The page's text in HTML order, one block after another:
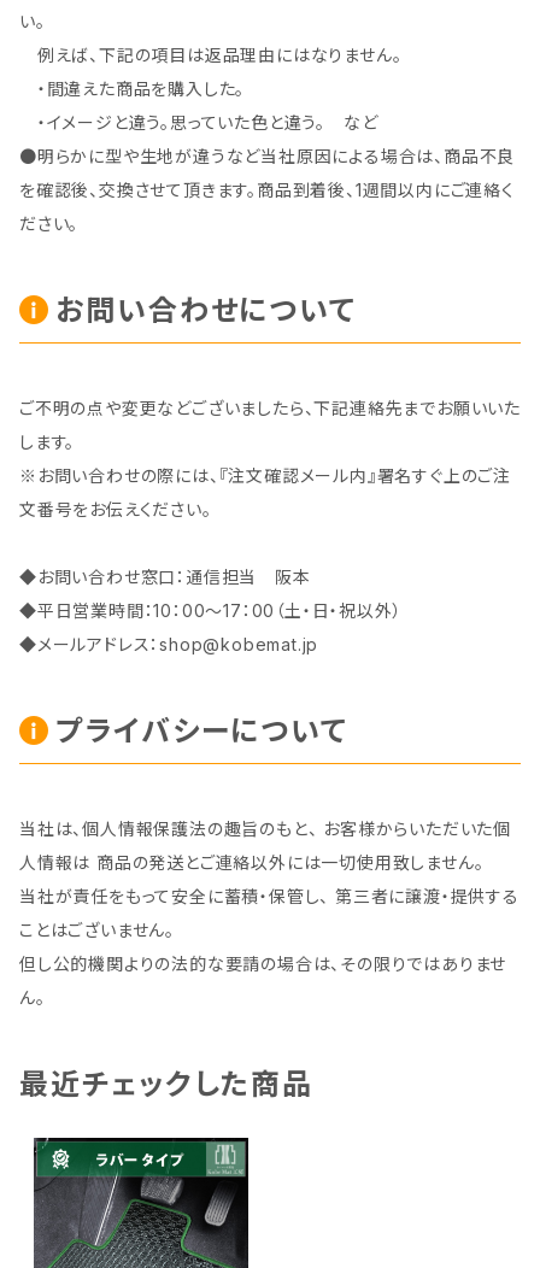
い。
例えば、下記の項目は返品理由にはなりません。
・間違えた商品を購入した。
・イメージと違う。思っていた色と違う。 など
●明らかに型や生地が違うなど当社原因による場合は、商品不良
を確認後、交換させて頂きます。商品到着後、1週間以内にご連絡く
ださい。
お問い合わせについて
ご不明の点や変更などございましたら、下記連絡先までお願いいた
します。
※お問い合わせの際には、『注文確認メール内』署名すぐ上のご注
文番号をお伝えください。
◆お問い合わせ窓口：通信担当 阪本
◆平日営業時間：10：00～17：00（土・日・祝以外）
◆メールアドレス：shop@kobemat.jp
プライバシーについて
当社は、個人情報保護法の趣旨のもと、 お客様からいただいた個
人情報は 商品の発送とご連絡以外には一切使用致しません。
当社が責任をもって安全に蓄積・保管し、 第三者に譲渡・提供する
ことはございません。
但し公的機関よりの法的な要請の場合は、その限りではありませ
ん。
最近チェックした商品